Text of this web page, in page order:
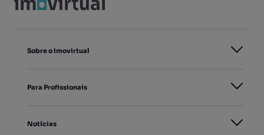
Sobre o Imovirtual
Para Profissionais
Notícias